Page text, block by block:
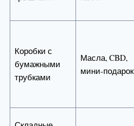
Коробки с
бумажными
трубками
Масла, CBD,
мини-подарок